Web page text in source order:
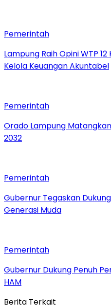
Pemerintah
Lampung Raih Opini WTP
Kelola Keuangan Akuntabel
Pemerintah
Orado Lampung
2032
Pemerintah
Gubernur Tegaskan
Generasi Muda
Pemerintah
Gubernur Dukung Penuh
HAM
Berita Terkait